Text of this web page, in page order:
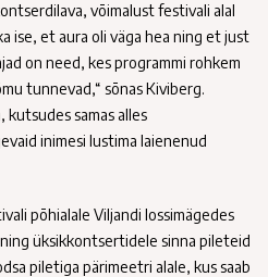
võimalust festivali alal
ise, et aura oli väga hea ning et just
on need, kes programmi rohkem
tunnevad,“ sõnas Kiviberg.
kutsudes samas alles
inimesi lustima laienenud
põhialale Viljandi lossimägedes
üksikkontsertidele sinna pileteid
piletiga pärimeetri alale, kus saab